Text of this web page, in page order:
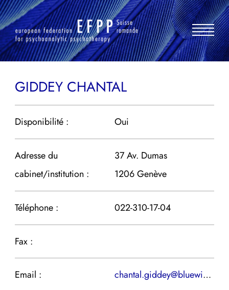
Aller
au
contenu
GIDDEY CHANTAL
Disponibilité : Oui
Adresse du
cabinet/institution :
37 Av. Dumas
1206 Genève
Téléphone : 022-310-17-04
Fax :
Email : chantal.giddey@bluewin.ch